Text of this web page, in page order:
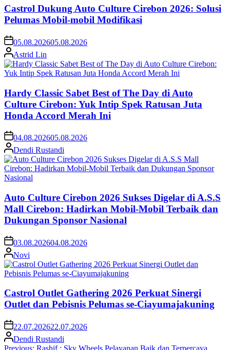
Castrol Dukung Auto Culture Cirebon 2026: Solusi
Pelumas Mobil-mobil Modifikasi
05.08.202605.08.2026
Astrid Lin
Hardy Classic Sabet Best of The Day di Auto
Culture Cirebon: Yuk Intip Spek Ratusan Juta
Honda Accord Merah Ini
04.08.202605.08.2026
Dendi Rustandi
Auto Culture Cirebon 2026 Sukses Digelar di A.S.S
Mall Cirebon: Hadirkan Mobil-Mobil Terbaik dan
Dukungan Sponsor Nasional
03.08.202604.08.2026
Novi
Castrol Outlet Gathering 2026 Perkuat Sinergi
Outlet dan Pebisnis Pelumas se-Ciayumajakuning
22.07.202622.07.2026
Dendi Rustandi